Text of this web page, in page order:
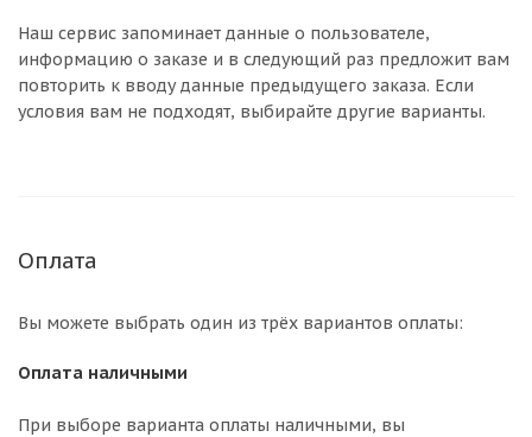
Наш сервис запоминает данные о пользователе,
информацию о заказе и в следующий раз предложит вам
повторить к вводу данные предыдущего заказа. Если
условия вам не подходят, выбирайте другие варианты.
Оплата
Вы можете выбрать один из трёх вариантов оплаты:
Оплата наличными
При выборе варианта оплаты наличными, вы